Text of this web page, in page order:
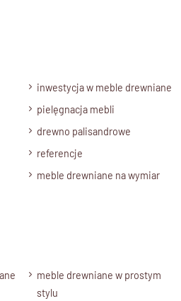
jest wyposażone w
w klasycznym stylu.
brąz, naturalny.
inwestycja w meble drewniane
pielęgnacja mebli
drewno palisandrowe
referencje
meble drewniane na wymiar
meble drewniane w prostym
stylu